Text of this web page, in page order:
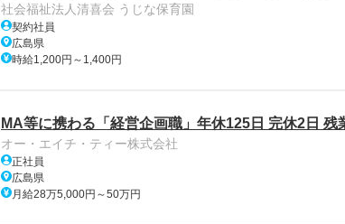
社会福祉法人清喜会 うじな保育園
契約社員
広島県
時給1,200円～1,400円
MA等に携わる「経営企画職」年休125日 完休2日 残
オー・エイチ・ティー株式会社
正社員
広島県
月給28万5,000円～50万円